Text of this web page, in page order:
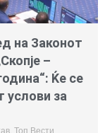
на Законот
–
Ќе се
услови за